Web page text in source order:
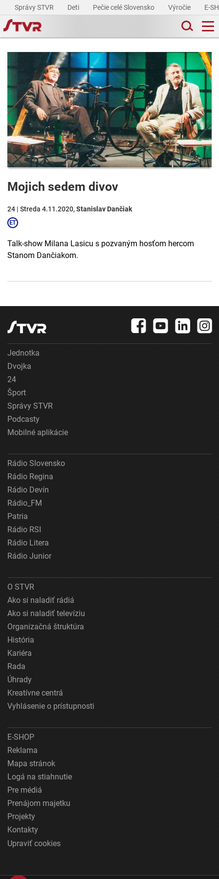
Správy STVR Deti Pečie celé Slovensko Výročie E-
Mojich sedem divov
24 | Streda 4.11.2020,Stanislav Dančiak
Talk-show Milana Lasicu s pozvaným hosťom hercom
Stanom Dančiakom.
Jednotka
Dvojka
24
Šport
Správy STVR
Podcasty
Mobilné aplikácie
Rádio Slovensko
Rádio Regina
Rádio Devín
Rádio_FM
Patria
Rádio RSI
Rádio Litera
Rádio Junior
O STVR
Ako si naladiť rádiá
Ako si naladiť televíziu
Organizačná štruktúra
História
Kariéra
Rada
Úhrady
Kreatívne centrá
Vyhlásenie o prístupnosti
E-SHOP
Reklama
Mapa stránok
Logá na stiahnutie
Pre médiá
Prenájom majetku
Projekty
Kontakty
Upraviť cookies